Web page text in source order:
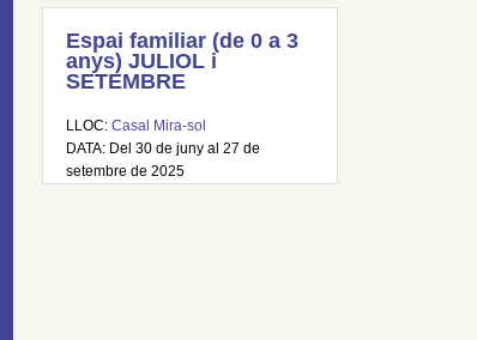
Espai familiar (de 0 a 3
anys) JULIOL i
SETEMBRE
LLOC: Casal Mira-sol
DATA: Del 30 de juny al 27 de
setembre de 2025